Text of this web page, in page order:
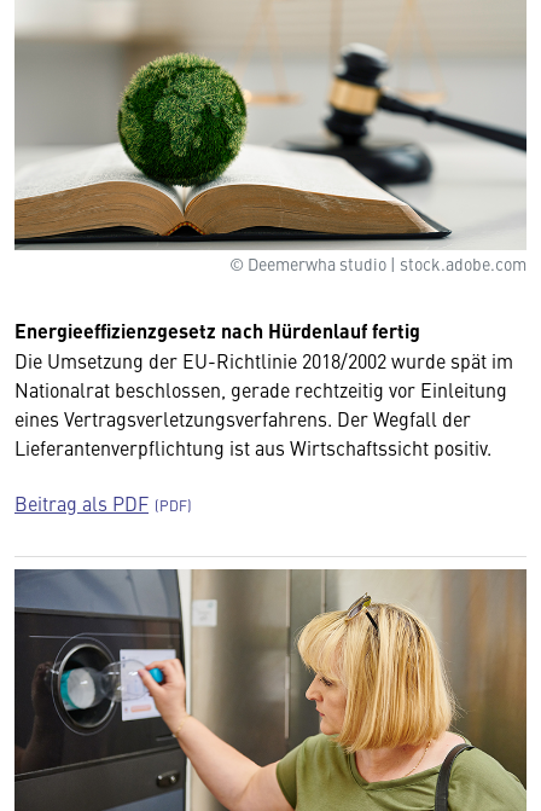
© Deemerwha studio | stock.adobe.com
Energieeffizienzgesetz nach Hürdenlauf fertig
Die Umsetzung der EU-Richtlinie 2018/2002 wurde spät im
Nationalrat beschlossen, gerade rechtzeitig vor Einleitung
eines Vertragsverletzungsverfahrens. Der Wegfall der
Lieferantenverpflichtung ist aus Wirtschaftssicht positiv.
Beitrag als PDF